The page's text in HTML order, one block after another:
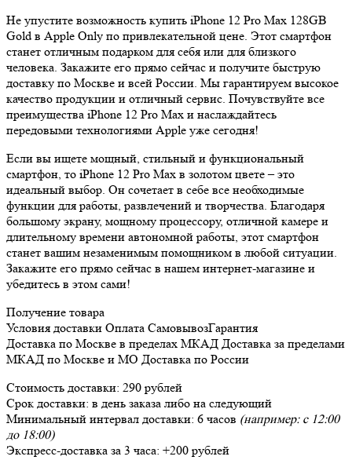
Не упустите возможность купить iPhone 12 Pro Max 128GB
Gold в Apple Only по привлекательной цене. Этот смартфон
станет отличным подарком для себя или для близкого
человека. Закажите его прямо сейчас и получите быструю
доставку по Москве и всей России. Мы гарантируем высокое
качество продукции и отличный сервис. Почувствуйте все
преимущества iPhone 12 Pro Max и наслаждайтесь
передовыми технологиями Apple уже сегодня!
Если вы ищете мощный, стильный и функциональный
смартфон, то iPhone 12 Pro Max в золотом цвете – это
идеальный выбор. Он сочетает в себе все необходимые
функции для работы, развлечений и творчества. Благодаря
большому экрану, мощному процессору, отличной камере и
длительному времени автономной работы, этот смартфон
станет вашим незаменимым помощником в любой ситуации.
Закажите его прямо сейчас в нашем интернет-магазине и
убедитесь в этом сами!
Получение товара
Условия доставки Оплата СамовывозГарантия
Доставка по Москве в пределах МКАД Доставка за пределами
МКАД по Москве и МО Доставка по России
Стоимость доставки: 290 рублей
Срок доставки: в день заказа либо на следующий
Минимальный интервал доставки: 6 часов (например: с 12:00
до 18:00)
Экспресс-доставка за 3 часа: +200 рублей